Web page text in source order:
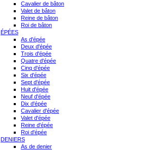
Cavalier de bâton
Valet de bâton
Reine de bâton
Roi de bâton
ÉPÉES
As d'épée
Deux d'épée
Trois d'épée
Quatre d'épée
Cinq d'épée
Six d'épée
Sept d'épée
Huit d'épée
Neuf d'épée
Dix d'épée
Cavalier d'épée
Valet d'épée
Reine d'épée
Roi d'épée
DENIERS
As de denier